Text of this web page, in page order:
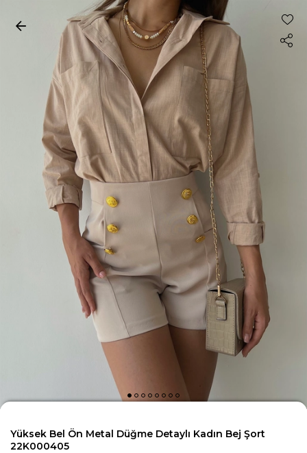
Yüksek Bel Ön Metal Düğme Detaylı Kadın Bej Şort
22K000405